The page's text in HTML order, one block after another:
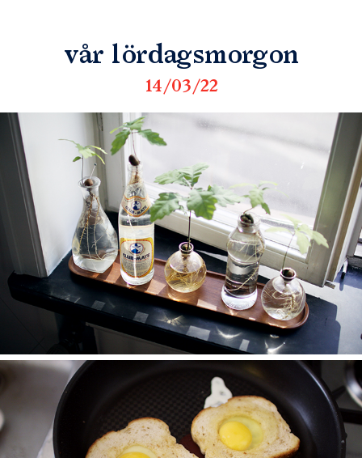
vår lördagsmorgon
14/03/22